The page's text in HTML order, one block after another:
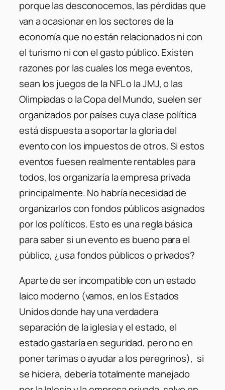
porque las desconocemos, las pérdidas que
van a ocasionar en los sectores de la
economía que no están relacionados ni con
el turismo ni con el gasto público. Existen
razones por las cuales los mega eventos,
sean los juegos de la NFL o la JMJ, o las
Olimpiadas o la Copa del Mundo, suelen ser
organizados por países cuya clase política
está dispuesta a soportar la gloria del
evento con los impuestos de otros. Si estos
eventos fuesen realmente rentables para
todos, los organizaría la empresa privada
principalmente. No habría necesidad de
organizarlos con fondos públicos asignados
por los políticos. Esto es una regla básica
para saber si un evento es bueno para el
público, ¿usa fondos públicos o privados?
Aparte de ser incompatible con un estado
laico moderno (vamos, en los Estados
Unidos donde hay una verdadera
separación de la iglesia y el estado, el
estado gastaría en seguridad, pero no en
poner tarimas o ayudar a los peregrinos), si
se hiciera, debería totalmente manejado